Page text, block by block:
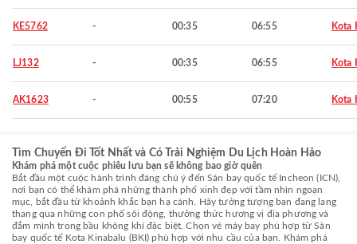
KE5762 - 00:35 06:55 Kota
LJ132 - 00:35 06:55 Kota
AK1623 - 00:55 07:20 Kota
Tìm Chuyến Đi Tốt Nhất và Có Trải Nghiệm Du Lịch Hoàn Hảo
Khám phá một cuộc phiêu lưu bạn sẽ không bao giờ quên
Bắt đầu một cuộc hành trình đáng chú ý đến Sân bay quốc tế Incheon (ICN),
nơi bạn có thể khám phá những thành phố xinh đẹp với tầm nhìn ngoạn
mục, bắt đầu từ khoảnh khắc bạn hạ cánh. Hãy tưởng tượng bạn đang lang
thang qua những con phố sôi động, thưởng thức hương vị địa phương và
đắm mình trong bầu không khí đặc biệt. Chọn vé máy bay phù hợp từ Sân
bay quốc tế Kota Kinabalu (BKI) phù hợp với nhu cầu của bạn. Khám phá